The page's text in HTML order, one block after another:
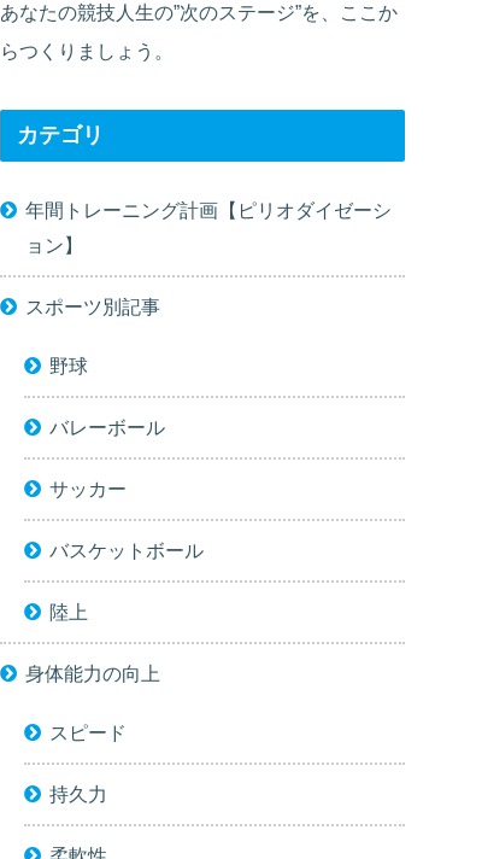
あなたの競技人生の”次のステージ”を、ここか
らつくりましょう。
カテゴリ
年間トレーニング計画【ピリオダイゼーシ
ョン】
スポーツ別記事
野球
バレーボール
サッカー
バスケットボール
陸上
身体能力の向上
スピード
持久力